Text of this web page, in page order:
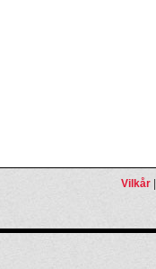
Vilkår